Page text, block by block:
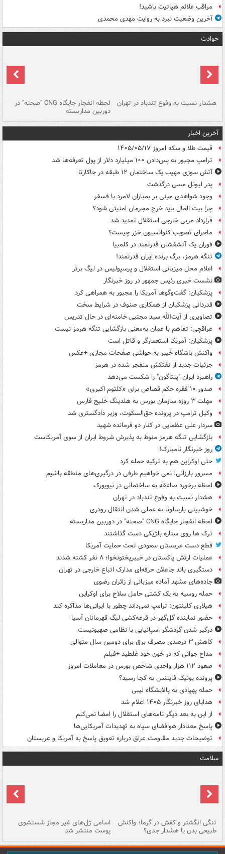
مراقب علائم هپاتیت باشید!
آخرین وضعیت نبرد به روایت مهدی محمدی
حوادث
هشدار نسبت به وفوع تندباد در تهران لحظه انفجار جایگاه CNG "صحنه" در
دوربین مداربسته
آخرین اخبار
قیمت طلا و سکه امروز ۱۴۰۵/۰۵/۱۷
ترامپ مجبور به پس‌دادن ۱۰۰ میلیارد دلار از پول تعرفه‌ها شد
آتش سوزی مهیب یک ساختمان ۱۲ طبقه در جاکارتا
پدر لیونل مسی درگذشت
وجود شواهدی مبنی بر بمباران لامرد با فسفر
چرا بیت المال باید خرج مجرمان امنیتی شود؟
قرارداد مربی خارجی استقلال تمدید شد
ماجرای تصویب کنوانسیون خزر چیست؟
فوران یک آتشفشان قدرتمند در کلمبیا
تنگه هرمز، برگ برنده ایران قدرتمند!
اعلام محل میزبانی استقلال و پرسپولیس در لیگ برتر
نشست خبری رئیس جمهور در روز خبرنگار
پزشکیان: گفت‌وگوها آمریکا را مجبور به همراهی کرد
قدردانی پزشکیان از همکاری صنوف در شرایط سخت
تصاویری از آیت‌الله سید مجتبی خامنه‌ای در حال تدریس
عراقچی: تفاهم با عمان به‌معنی بازگشایی تنگه هرمز نیست
پزشکیان: آمریکا استعمارگر و قاتل است
واکنش باشگاه خیبر به حواشی صفحات مجازی +عکس
جزئیات جدید از نفتکش منفجر شده در هرمز
راهبرد ایران "پنتاگون" را شکست می‌دهد
صدور ۱۰ فقره حکم قصاص برای «کلثوم اکبری»
مهلت ۳ روزه سازمان بورس به هلدینگ خلیج فارس
وکیل ترامپ در پرونده حق‌السکوت، وزیر دادگستری شد
سردار علی عظمایی در کنار دو فرمانده شهید
بازگشایی تنگه هرمز منوط به پذیرش شروط ایران از سوی آمریکاست
روز خبرنگار نامبارک!
حتی اوکراین هم به ترکیه حمله کرد
مسرور بارزانی: نمی خواهیم طرفی در درگیری‌های منطقه باشیم
لحظه برخورد صاعقه به ساختمانی در نیویورک
هشدار نسبت به وفوع تندباد در تهران
خوشبینی بارسلونا به عملی شدن انتقال رودری
لحظه انفجار جایگاه CNG "صحنه" در دوربین مداربسته
ترک ها روی ستاره بلژیکی دست گذاشتند
قطع دست عربستان سعودیِ تحت حمایت آمریکا
عملیات ارتش پاکستان در خیبرپختونخوا؛ ۸ نفر کشته شدند
دستگیری باند جاعلان حرفه‌ای مدارک اتباع خارجی در تهران
جاده‌های مشهد آماده میزبانی از زائران رضوی
حمله روسیه به یک کشتی حامل سلاح برای اوکراین
هیلاری کلینتون: ترامپ نمی‌داند چطور با ایرانی‌ها مذاکره کند
حضور نماینده گل‌گهر در قرعه‌کشی لیگ قهرمانان آسیا
درگیر شدن گردشگر اسپانیایی با نظامی صهیونیست
کاهش ۳ درصدی مصرف برق برای دومین سال متوالی
مداح جوانی که در خون خود غلطید +فیلم
صعود ۱۱۲ هزار واحدی شاخص بورس در معاملات امروز
پرونده یونیک فایننس به کجا رسید؟
حمله پهپادی به پالایشگاه لیبی
هدایای روز خبرنگار ۱۴۰۵ اعلام شد
از این به بعد دیگر نامه‌های استقلال را امضا نمی‌کنم
پاسخ معنادار هوافضای سپاه به تهدیدات آمریکایی‌ها
توضیحات جدید مقاومت عراق درباره تعویق پاسخ به آمریکا و عربستان
سلامت
تنگی انگشتر و کفش در گرما؛ واکنش
طبیعی بدن یا هشدار جدی؟
اسامی ژل‌های غیر مجاز شستشوی
پوست منتشر شد